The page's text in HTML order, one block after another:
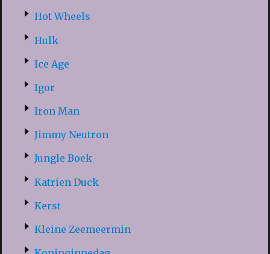
Hot Wheels
Hulk
Ice Age
Igor
Iron Man
Jimmy Neutron
Jungle Boek
Katrien Duck
Kerst
Kleine Zeemeermin